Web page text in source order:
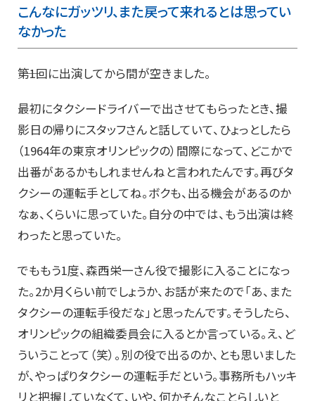
こんなにガッツリ、また戻って来れるとは思ってい
なかった
――第1回に出演してから間が空きました。
最初にタクシードライバーで出させてもらったとき、撮
影日の帰りにスタッフさんと話していて、ひょっとしたら
（1964年の東京オリンピックの）間際になって、どこかで
出番があるかもしれませんねと言われたんです。再びタ
クシーの運転手としてね。ボクも、出る機会があるのか
なぁ、くらいに思っていた。自分の中では、もう出演は終
わったと思っていた。
でももう1度、森西栄一さん役で撮影に入ることになっ
た。2か月くらい前でしょうか、お話が来たので「あ、また
タクシーの運転手役だな」と思ったんです。そうしたら、
オリンピックの組織委員会に入るとか言っている。え、ど
ういうことって（笑）。別の役で出るのか、とも思いました
が、やっぱりタクシーの運転手だという。事務所もハッキ
リと把握していなくて、いや、何かそんなことらしいと